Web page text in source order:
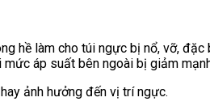
hề làm cho túi ngực bị nổ, vỡ,
áp suất bên ngoài bị giảm
ảnh hưởng đến vị trí ngực.